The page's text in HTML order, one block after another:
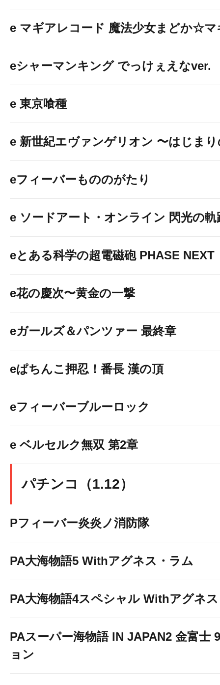
e マギアレコード 魔法少女まどか☆マ
eシャーマンキング でっけぇえなver.
e 東京喰種
e 新世紀エヴァンゲリオン 〜はじま
eフィーバーもののがたり
e ソードアート・オンライン 閃光の軌
eとある科学の超電磁砲 PHASE NEXT
e花の慶次〜黄金の一撃
eガールズ＆パンツァー 最終章
eぱちんこ押忍！番長 漢の頂
eフィーバーブルーロック
e ベルセルク無双 第2章
パチンコ（1.12）
Pフィーバー炎炎ノ消防隊
PA大海物語5 Withアグネス・ラム
PA大海物語4スペシャル Withアグネ
PAスーパー海物語 IN JAPAN2 金富士
ョン